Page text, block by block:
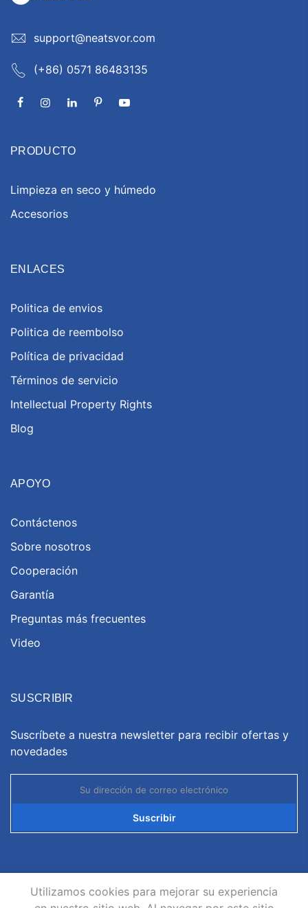
support@neatsvor.com
(+86) 0571 86483135
PRODUCTO
Limpieza en seco y húmedo
Accesorios
ENLACES
Politica de envios
Politica de reembolso
Política de privacidad
Términos de servicio
Intellectual Property Rights
Blog
APOYO
Contáctenos
Sobre nosotros
Cooperación
Garantía
Preguntas más frecuentes
Video
SUSCRIBIR
Suscríbete a nuestra newsletter para recibir ofertas y
novedades
Suscribir
Utilizamos cookies para mejorar su experiencia